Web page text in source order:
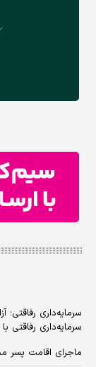
سرمایه‌داری رفاقتی؛
سرمایه‌داری رفاقتی
ماجرای اقامت پسر